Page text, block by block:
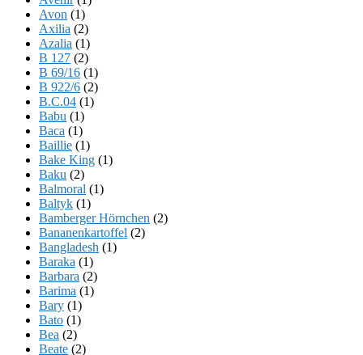
Avon (1)
Axilia (2)
Azalia (1)
B 127 (2)
B 69/16 (1)
B 922/6 (2)
B.C.04 (1)
Babu (1)
Baca (1)
Baillie (1)
Bake King (1)
Baku (2)
Balmoral (1)
Baltyk (1)
Bamberger Hörnchen (2)
Bananenkartoffel (2)
Bangladesh (1)
Baraka (1)
Barbara (2)
Barima (1)
Bary (1)
Bato (1)
Bea (2)
Beate (2)